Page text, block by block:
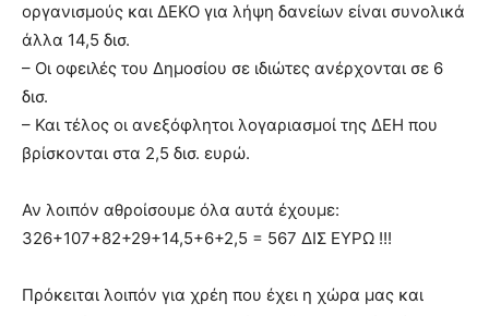
οργανισμούς και ΔΕΚΟ για λήψη δανείων είναι συνολικά
άλλα 14,5 δισ.
– Οι οφειλές του Δημοσίου σε ιδιώτες ανέρχονται σε 6
δισ.
– Και τέλος οι ανεξόφλητοι λογαριασμοί της ΔΕΗ που
βρίσκονται στα 2,5 δισ. ευρώ.
Αν λοιπόν αθροίσουμε όλα αυτά έχουμε:
326+107+82+29+14,5+6+2,5 = 567 ΔΙΣ ΕΥΡΩ !!!
Πρόκειται λοιπόν για χρέη που έχει η χώρα μας και